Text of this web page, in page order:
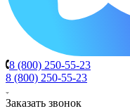
8 (800) 250-55-23
8 (800) 250-55-23
Заказать звонок